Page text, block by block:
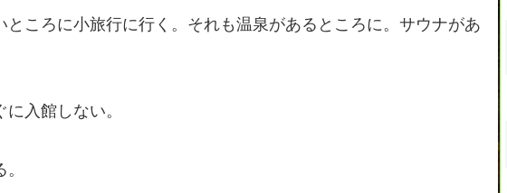
ところに小旅行に行く。それも温泉があるところに。サウナがあ
入館しない。